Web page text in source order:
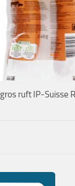
ruft IP-Suisse